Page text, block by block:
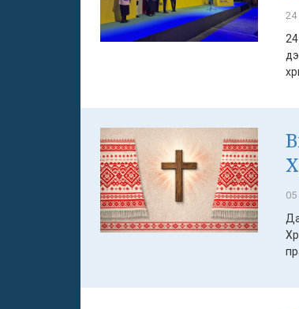
24
05